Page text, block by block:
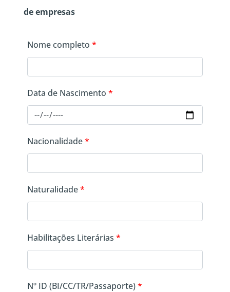
de empresas
Nome completo *
Data de Nascimento *
Nacionalidade*
Naturalidade*
Habilitações Literárias *
Nº ID (BI/CC/TR/Passaporte)*